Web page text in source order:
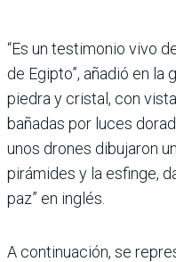
“Es un testimonio vivo
de Egipto”, añadió en la
piedra y cristal, con
bañadas por luces
unos drones dibujaron
pirámides y la esfinge,
paz” en inglés.
A continuación, se